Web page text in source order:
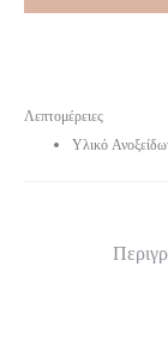
Λεπτομέρειες
Υλικό